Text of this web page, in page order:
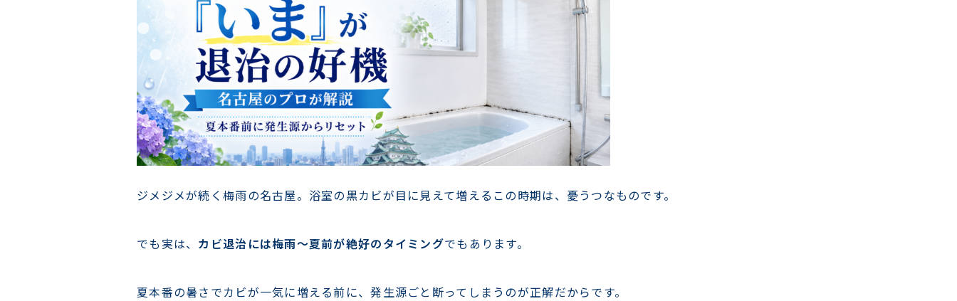
ジメジメが続く梅雨の名古屋。浴室の黒カビが目に見えて増えるこの時期は、憂うつなものです。
でも実は、 カビ退治には梅雨〜夏前が絶好のタイミングでもあります。
夏本番の暑さでカビが一気に増える前に、発生源ごと断ってしまうのが正解だからです。